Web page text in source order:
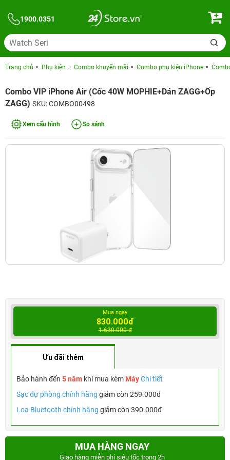
1900.0351
Trang chủ Phụ kiện Combo khuyến mãi Combo phụ kiện iPhone
Combo VIP iPhone Air (Cốc 40W MOPHIE+Dán ZAGG+Ốp
ZAGG) SKU: COMBO00498
Xem cấu hình So sánh
Mua ngay
830.000đ
1.630.000 đ
Ưu đãi thêm
Bảo hành đến 5 năm khi mua kèm MáyChi tiết
Sạc dự phòng chính hãng giảm còn 259.000đ
Loa Bluetooth chính hãng giảm còn 390.000đ
MUA HÀNG NGAY
Giao hàng miễn phí siêu tốc trong 2h